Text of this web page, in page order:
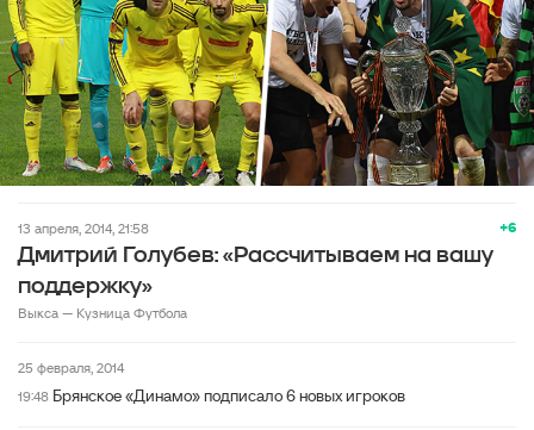
+6
13 апреля, 2014, 21:58
Дмитрий Голубев: «Рассчитываем на вашу
поддержку»
Выкса — Кузница Футбола
25 февраля, 2014
19:48 Брянское «Динамо» подписало 6 новых игроков